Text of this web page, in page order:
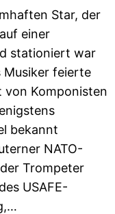
Star, der
einer
stationiert war
feierte
von Komponisten
bekannt
NATO-
Trompeter
USAFE-